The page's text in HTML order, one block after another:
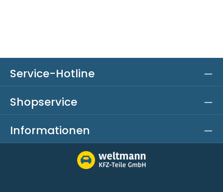
Service-Hotline
Shopservice
Informationen